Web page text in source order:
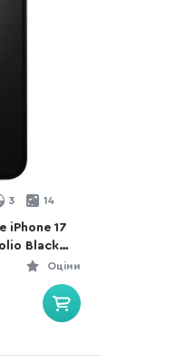
3 14
iPhone 17
Black
Оціни